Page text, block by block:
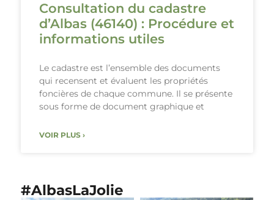
Consultation du cadastre
d’Albas (46140) : Procédure et
informations utiles
Le cadastre est l’ensemble des documents
qui recensent et évaluent les propriétés
foncières de chaque commune. Il se présente
sous forme de document graphique et
VOIR PLUS ›
#AlbasLaJolie